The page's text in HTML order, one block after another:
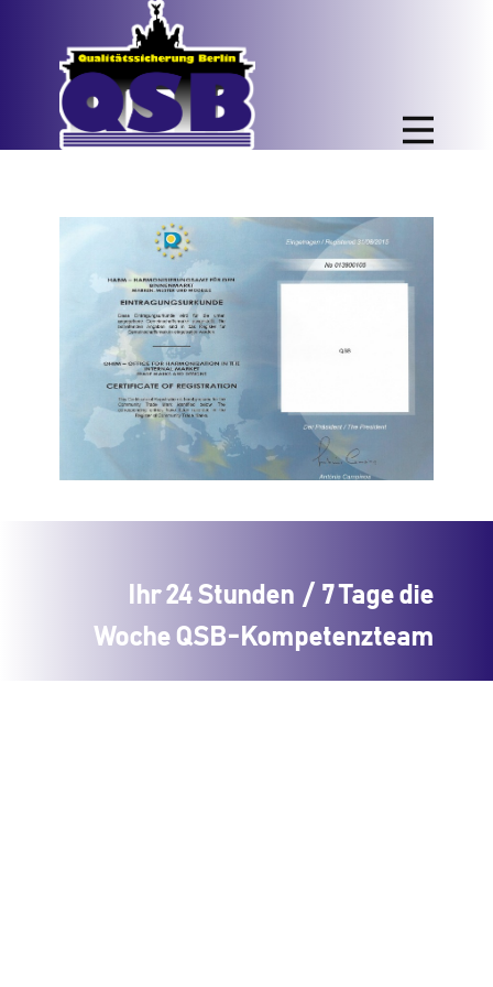
Ihr 24 Stunden / 7 Tage die
Woche QSB-Kompetenzteam